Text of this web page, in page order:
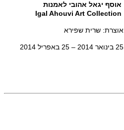
אוסף יגאל אהובי לאמנות
אוצרת: שרית שפירא
25 בינואר 2014 – 25 באפריל 2014